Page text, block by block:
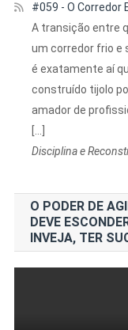
#059 - O Corredor
A transição entre
um corredor frio e
é exatamente aí
construído tijolo
amador de
[…]
Disciplina e
O PODER DE
DEVE
INVEJA, TER